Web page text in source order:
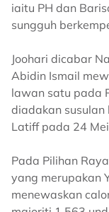
iaitu PH dan
sungguh
Joohari dicabar
Abidin Ismail
lawan satu pada
diadakan
Latiff pada 24
Pada Pilihan
yang merupakan
menewaskan